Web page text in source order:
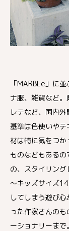
「MARBLe」に
ナ服、雑貨など。
レテなど、国内
基準は色使いや
材は特に気をつ
ものなどもある
の、スタイリン
～キッズサイズ
してしまう遊び
った作家さんの
ーショナリーま